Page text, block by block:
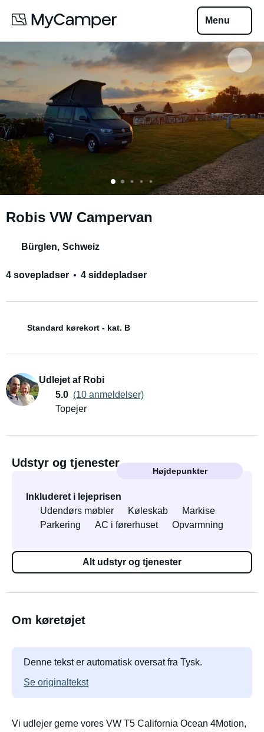
Menu
Robis VW Campervan
Bürglen, Schweiz
4 sovepladser 4 siddepladser
Standard kørekort - kat. B
Udlejet af Robi
5.0 (10 anmeldelser)
Topejer
Udstyr og tjenester
Højdepunkter
Inkluderet i lejeprisen
Udendørs møbler
Køleskab
Markise
Parkering
AC i førerhuset Opvarmning
Alt udstyr og tjenester
Om køretøjet
Denne tekst er automatisk oversat fra Tysk.
Se originaltekst
Vi udlejer gerne vores VW T5 California Ocean 4Motion,